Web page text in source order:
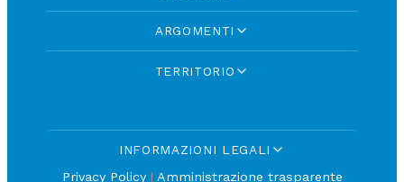
ARGOMENTI
TERRITORIO
INFORMAZIONI LEGALI
Privacy Policy| Amministrazione trasparente